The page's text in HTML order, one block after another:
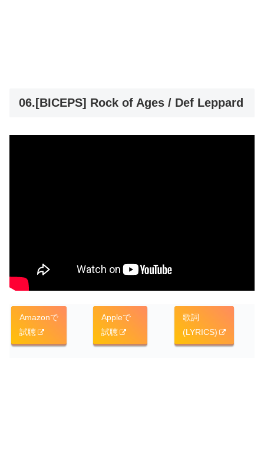
06.[BICEPS] Rock of Ages / Def Leppard
Amazonで
試聴
Appleで
試聴
歌詞
(LYRICS)